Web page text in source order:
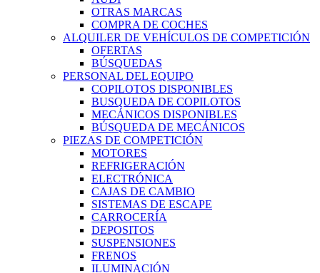
OTRAS MARCAS
COMPRA DE COCHES
ALQUILER DE VEHÍCULOS DE COMPETICIÓN
OFERTAS
BÚSQUEDAS
PERSONAL DEL EQUIPO
COPILOTOS DISPONIBLES
BUSQUEDA DE COPILOTOS
MECÁNICOS DISPONIBLES
BÚSQUEDA DE MECÁNICOS
PIEZAS DE COMPETICIÓN
MOTORES
REFRIGERACIÓN
ELECTRÓNICA
CAJAS DE CAMBIO
SISTEMAS DE ESCAPE
CARROCERÍA
DEPOSITOS
SUSPENSIONES
FRENOS
ILUMINACIÓN